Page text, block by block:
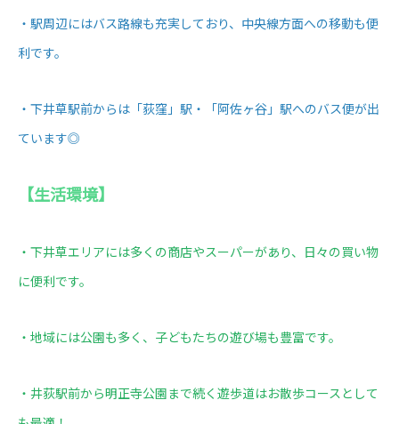
・駅周辺にはバス路線も充実しており、中央線方面への移動も便
利です。
・下井草駅前からは「荻窪」駅・「阿佐ヶ谷」駅へのバス便が出
ています◎
【生活環境】
・下井草エリアには多くの商店やスーパーがあり、日々の買い物
に便利です。
・地域には公園も多く、子どもたちの遊び場も豊富です。
・井荻駅前から明正寺公園まで続く遊歩道はお散歩コースとして